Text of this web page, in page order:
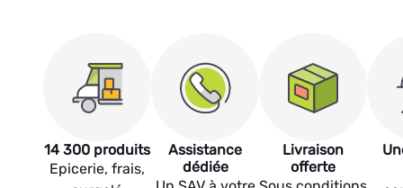
14 300 produits
Epicerie, frais,
Assistance
dédiée
Livraison
offerte